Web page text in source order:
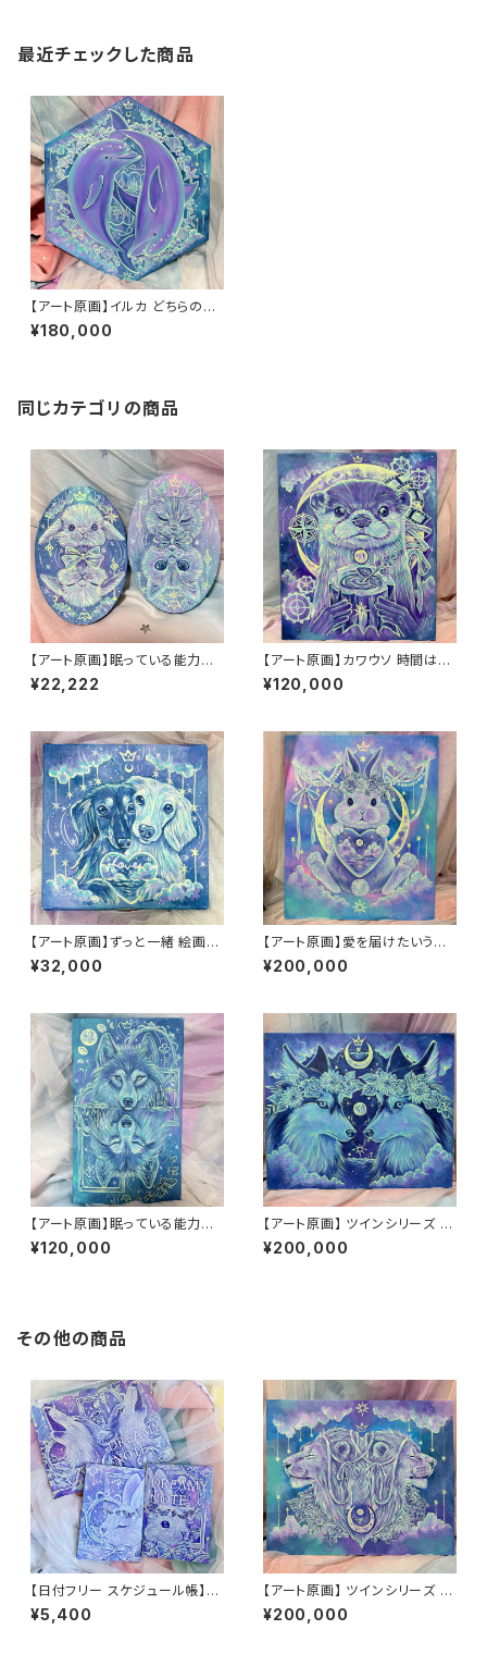
最近チェックした商品
【アート原画】イルカ どちらの選
択の先にも素敵な景色が広がっ
ている １点物 手描き アクリ
¥180,000
同じカテゴリの商品
【アート原画】眠っている能力を
呼び起こす うさぎ ねこ １点
物 手描き アクリル画
¥22,222
【アート原画】カワウソ 時間はい
のち 1点もの アクリル画
¥120,000
【アート原画】ずっと一緒 絵画
¥32,000
【アート原画】愛を届けたいうさ
ぎ 1点もの アクリル画
¥200,000
【アート原画】眠っている能力を
呼び起こす オオカミ 1点もの ア
クリル画
¥120,000
【アート原画】 ツインシリーズ ハ
スキー 1点もの アクリル画
¥200,000
その他の商品
【日付フリー スケジュール帳】D
REAMY NOTE2冊(うさぎ&オ
オカミセット)
¥5,400
【アート原画】 ツインシリーズ ラ
イオン 1点もの アクリル画
¥200,000